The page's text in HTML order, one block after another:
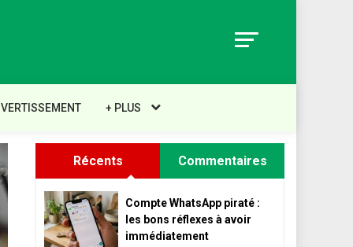
+ PLUS
Récents Commentaires
Compte WhatsApp piraté :
les bons réflexes à avoir
immédiatement